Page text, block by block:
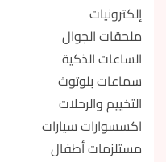
إلكترونيات
ملحقات الجوال
الساعات الذكية
سماعات بلوتوث
التخييم والرحلات
اكسسوارات سيارات
مستلزمات أطفال